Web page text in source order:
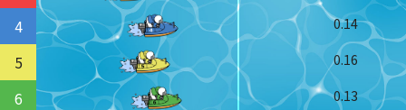
4 0.14
5 0.16
6
0.13